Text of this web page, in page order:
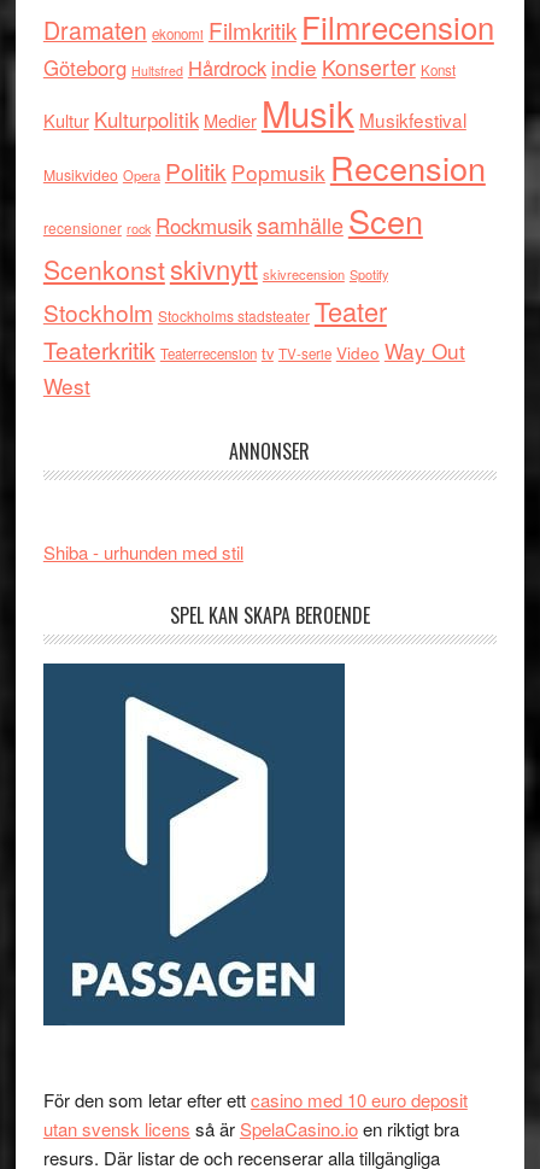
Dramaten ekonomi Filmkritik Filmrecension
Göteborg Hultsfred Hårdrock indie Konserter Konst
Kultur Kulturpolitik Medier Musik Musikfestival
Musikvideo Opera Politik Popmusik Recension
recensioner rock RockmusiksamhälleScen
Scenkonstskivnytt skivrecension Spotify
Stockholm Stockholms stadsteater Teater
Teaterkritik Teaterrecension tv TV-serie Video Way Out
West
ANNONSER
Shiba - urhunden med stil
SPEL KAN SKAPA BEROENDE
För den som letar efter ettcasino med 10 euro deposit
utan svensk licens så ärSpelaCasino.ioen riktigt bra
resurs. Där listar de och recenserar alla tillgängliga